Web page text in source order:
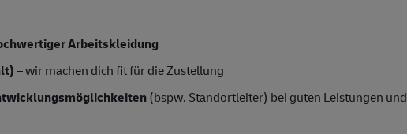
Arbeitskleidung
– wir machen dich fit für die Zustellung
(bspw. Standortleiter) bei guten Leistungen und